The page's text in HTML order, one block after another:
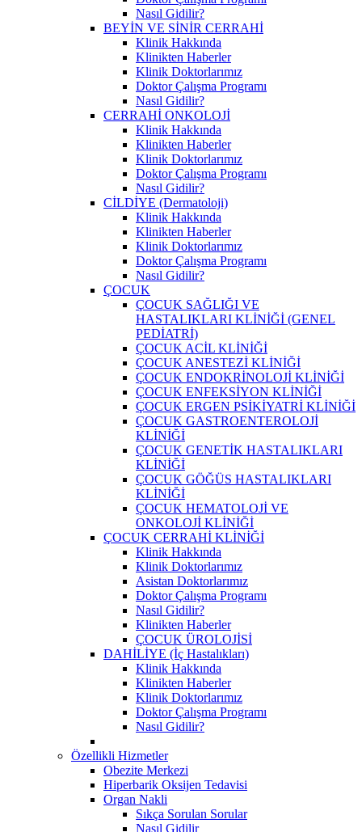
Nasıl Gidilir?
BEYİN VE SİNİR CERRAHİ
Klinik Hakkında
Klinikten Haberler
Klinik Doktorlarımız
Doktor Çalışma Programı
Nasıl Gidilir?
CERRAHİ ONKOLOJİ
Klinik Hakkında
Klinikten Haberler
Klinik Doktorlarımız
Doktor Çalışma Programı
Nasıl Gidilir?
CİLDİYE (Dermatoloji)
Klinik Hakkında
Klinikten Haberler
Klinik Doktorlarımız
Doktor Çalışma Programı
Nasıl Gidilir?
ÇOCUK
ÇOCUK SAĞLIĞI VE
HASTALIKLARI KLİNİĞİ (GENEL
PEDİATRİ)
ÇOCUK ACİL KLİNİĞİ
ÇOCUK ANESTEZİ KLİNİĞİ
ÇOCUK ENDOKRİNOLOJİ KLİNİĞİ
ÇOCUK ENFEKSİYON KLİNİĞİ
ÇOCUK ERGEN PSİKİYATRİ KLİNİĞİ
ÇOCUK GASTROENTEROLOJİ
KLİNİĞİ
ÇOCUK GENETİK HASTALIKLARI
KLİNİĞİ
ÇOCUK GÖĞÜS HASTALIKLARI
KLİNİĞİ
ÇOCUK HEMATOLOJİ VE
ONKOLOJİ KLİNİĞİ
ÇOCUK CERRAHİ KLİNİĞİ
Klinik Hakkında
Klinik Doktorlarımız
Asistan Doktorlarımız
Doktor Çalışma Programı
Nasıl Gidilir?
Klinikten Haberler
ÇOCUK ÜROLOJİSİ
DAHİLİYE (İç Hastalıkları)
Klinik Hakkında
Klinikten Haberler
Klinik Doktorlarımız
Doktor Çalışma Programı
Nasıl Gidilir?
Özellikli Hizmetler
Obezite Merkezi
Hiperbarik Oksijen Tedavisi
Organ Nakli
Sıkça Sorulan Sorular
Nasıl Gidilir